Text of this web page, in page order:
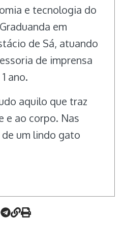
e tecnologia do
em
de Sá, atuando
de imprensa
ano.
aquilo que traz
e ao corpo. Nas
um lindo gato